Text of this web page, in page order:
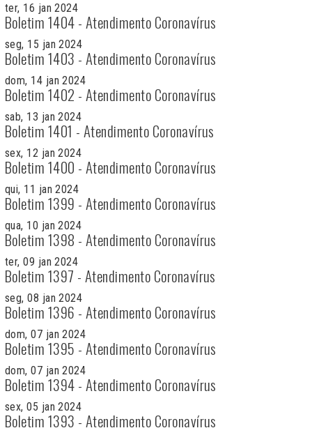
ter, 16 jan 2024
Boletim 1404 - Atendimento Coronavírus
seg, 15 jan 2024
Boletim 1403 - Atendimento Coronavírus
dom, 14 jan 2024
Boletim 1402 - Atendimento Coronavírus
sab, 13 jan 2024
Boletim 1401 - Atendimento Coronavírus
sex, 12 jan 2024
Boletim 1400 - Atendimento Coronavírus
qui, 11 jan 2024
Boletim 1399 - Atendimento Coronavírus
qua, 10 jan 2024
Boletim 1398 - Atendimento Coronavírus
ter, 09 jan 2024
Boletim 1397 - Atendimento Coronavírus
seg, 08 jan 2024
Boletim 1396 - Atendimento Coronavírus
dom, 07 jan 2024
Boletim 1395 - Atendimento Coronavírus
dom, 07 jan 2024
Boletim 1394 - Atendimento Coronavírus
sex, 05 jan 2024
Boletim 1393 - Atendimento Coronavírus